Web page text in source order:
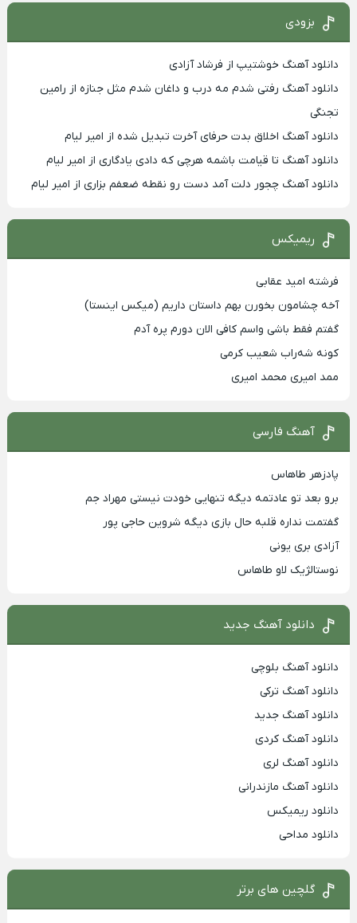
بزودی
دانلود آهنگ خوشتیپ از فرشاد آزادی
دانلود آهنگ رفتی شدم مه درب و داغان شدم مثل جنازه از رامین
تجنگی
دانلود آهنگ اخلاق بدت حرفای آخرت تبدیل شده از امیر لیام
دانلود آهنگ تا قیامت باشمه هرچی که دادی یادگاری از امیر لیام
دانلود آهنگ چجور دلت آمد دست رو نقطه ضعفم بزاری از امیر لیام
ریمیکس
فرشته امید عقابی
آخه چشامون بخورن بهم داستان داریم (میکس اینستا)
گفتم فقط باشی واسم کافی الان دورم پره آدم
کونه شه‌راب شعیب کرمی
ممد امیری محمد امیری
آهنگ فارسی
پادزهر طاهاس
برو بعد تو عادتمه دیگه تنهایی خودت نیستی مهراد جم
گفتمت نداره قلبه حال بازی دیگه شروین حاجی پور
آزادی بری یونی
نوستالژیک لاو طاهاس
دانلود آهنگ جدید
دانلود آهنگ بلوچی
دانلود آهنگ ترکی
دانلود آهنگ جدید
دانلود آهنگ کردی
دانلود آهنگ لری
دانلود آهنگ مازندرانی
دانلود ریمیکس
دانلود مداحی
گلچین های برتر